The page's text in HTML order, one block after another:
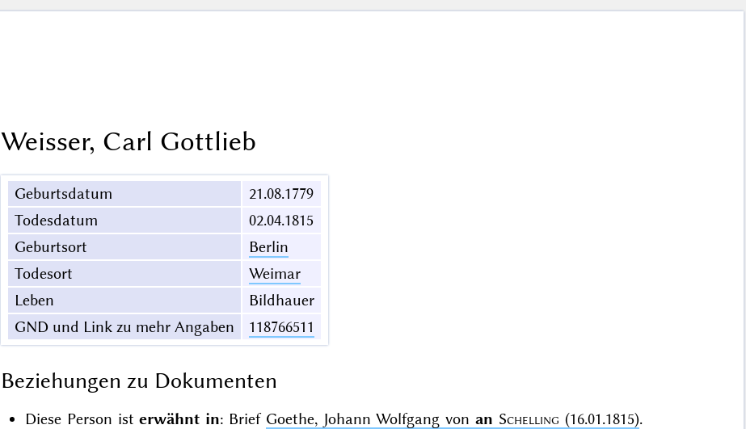
Weisser, Carl Gottlieb
Geburtsdatum
21.08.1779
Todesdatum
02.04.1815
Geburtsort
Berlin
Todesort
Weimar
Leben
Bildhauer
GND und Link zu mehr Angaben
118766511
Beziehungen zu Dokumenten
Diese Person isterwähnt in: Brief Goethe, Johann Wolfgang vonan Schelling (16.01.1815).